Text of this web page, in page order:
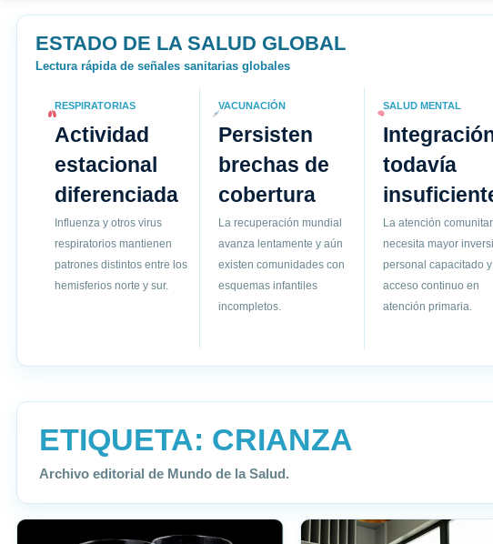
ESTADO DE LA SALUD GLOBAL
Lectura rápida de señales sanitarias globales
RESPIRATORIAS
Actividad
estacional
diferenciada
Influenza y otros virus
respiratorios mantienen
patrones distintos entre los
hemisferios norte y sur.
VACUNACIÓN
Persisten
brechas de
cobertura
La recuperación mundial
avanza lentamente y aún
existen comunidades con
esquemas infantiles
incompletos.
SALUD MENTAL
todavía
La atención
necesita mayor
personal capacitado y
acceso continuo en
atención primaria.
ETIQUETA: CRIANZA
Archivo editorial de Mundo de la Salud.